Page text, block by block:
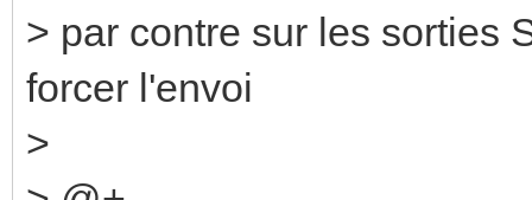
> par contre sur les sorties
forcer l'envoi
>